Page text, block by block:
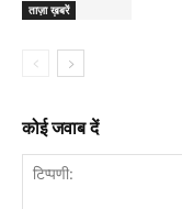
ताज़ा ख़बरें
कोई जवाब दें